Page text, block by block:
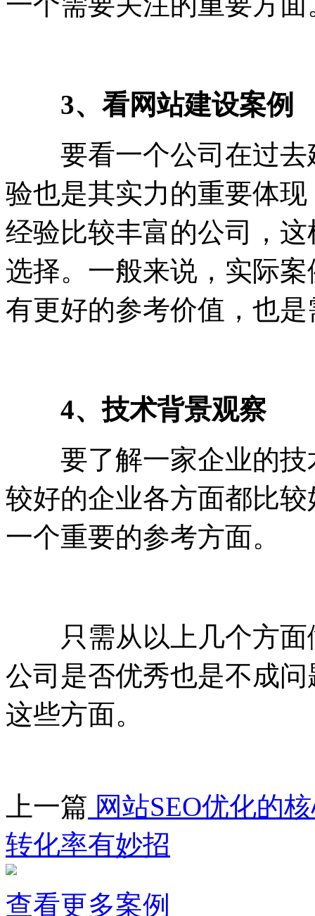
3、看网站建设案例
要看一个公司在过去
验也是其实力的重要体
经验比较丰富的公司，
选择。一般来说，实际
有更好的参考价值，也
4、技术背景观察
要了解一家企业的技
较好的企业各方面都比
一个重要的参考方面。
只需从以上几个方面
公司是否优秀也是不成
这些方面。
上一篇 网站SEO优化的
转化率有妙招
查看更多案例